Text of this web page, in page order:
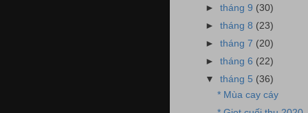
►tháng 9 (30)
►tháng 8 (23)
►tháng 7 (20)
►tháng 6 (22)
▼tháng 5 (36)
* Mùa cay cáy